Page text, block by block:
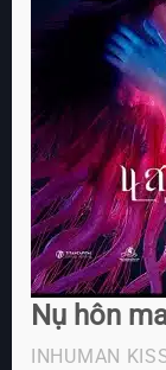
Nụ hôn
INHUMAN